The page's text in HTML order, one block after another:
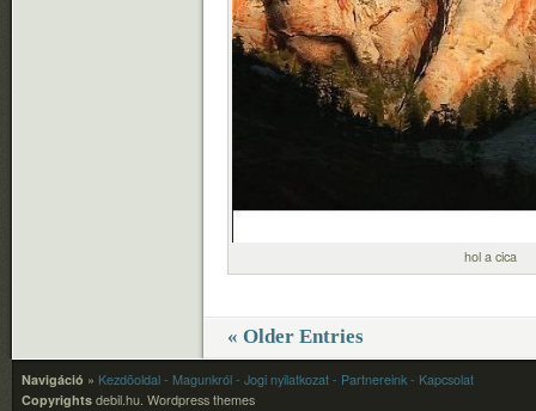
hol a cica
« Older Entries
Navigáció » Kezdõoldal - Magunkról - Jogi nyilatkozat - Partnereink - Kapcsolat
Copyrights debil.hu. Wordpress themes